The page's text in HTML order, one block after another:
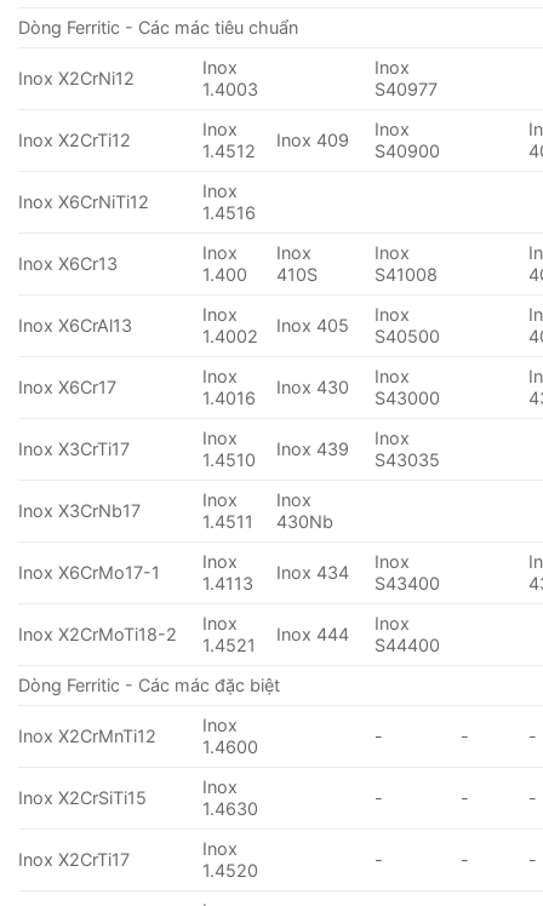
Dòng Ferritic - Các mác tiêu chuẩn
Inox X2CrNi12
Inox
1.4003
Inox
S40977
Inox X2CrTi12
Inox
1.4512
Inox 409
Inox
S40900
Inox X6CrNiTi12
Inox
1.4516
Inox X6Cr13
Inox
1.400
Inox
410S
Inox
S41008
Inox X6CrAl13
Inox
1.4002
Inox 405
Inox
S40500
Inox X6Cr17
Inox
1.4016
Inox 430
Inox
S43000
Inox X3CrTi17
Inox
1.4510
Inox 439
Inox
S43035
Inox X3CrNb17
Inox
1.4511
Inox
430Nb
Inox X6CrMo17-1
Inox
1.4113
Inox 434
Inox
S43400
Inox X2CrMoTi18-2
Inox
1.4521
Inox 444
Inox
S44400
Dòng Ferritic - Các mác đặc biệt
Inox X2CrMnTi12
Inox
1.4600
- - -
Inox X2CrSiTi15
Inox
1.4630
- - -
Inox X2CrTi17
Inox
1.4520
- - -